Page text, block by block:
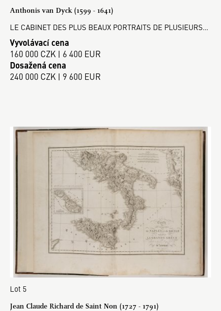
Anthonis van Dyck (1599 - 1641)
LE CABINET DES PLUS BEAUX PORTRAITS DE PLUSIEURS…
Vyvolávací cena
160 000 CZK | 6 400 EUR
Dosažená cena
240 000 CZK | 9 600 EUR
Lot 5
Jean Claude Richard de Saint Non (1727 - 1791)